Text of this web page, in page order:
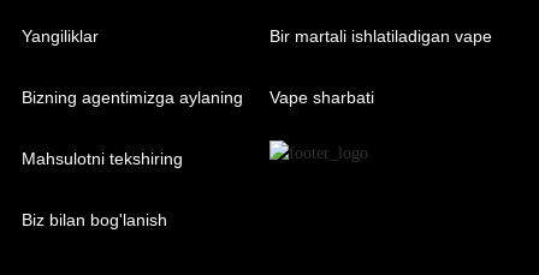
Yangiliklar
Bizning agentimizga aylaning
Mahsulotni tekshiring
Biz bilan bog'lanish
Bir martali ishlatiladigan vape
Vape sharbati